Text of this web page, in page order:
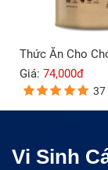
Giá: 74,000đ
37
Vi Sinh